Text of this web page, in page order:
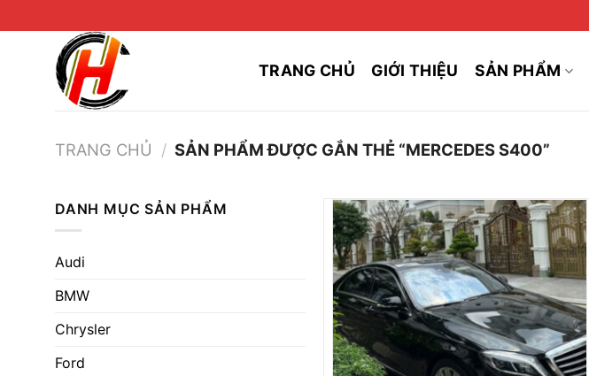
to
TRANG CHỦ GIỚI THIỆU SẢN PHẨM
TRANG CHỦ / SẢN PHẨM ĐƯỢC GẮN THẺ “MERCEDES S400”
DANH MỤC SẢN PHẨM
Audi
BMW
Chrysler
Ford